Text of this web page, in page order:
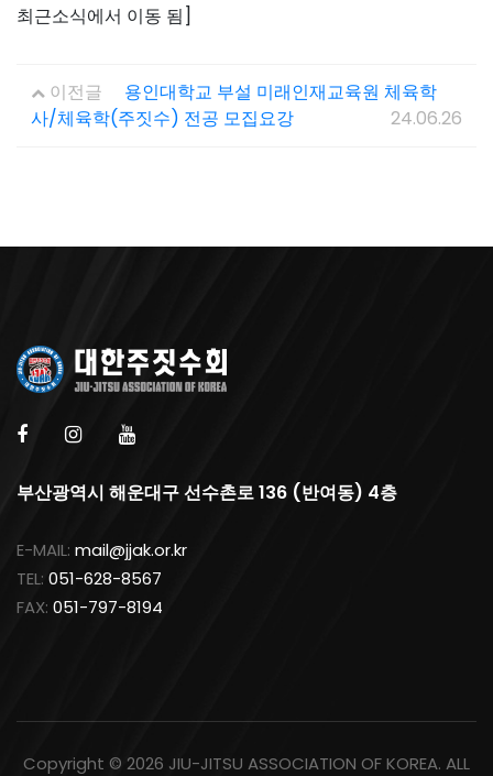
최근소식에서 이동 됨]
이전글
용인대학교 부설 미래인재교육원 체육학
사/체육학(주짓수) 전공 모집요강
24.06.26
부산광역시 해운대구 선수촌로 136 (반여동) 4층
E-MAIL: mail@jjak.or.kr
TEL: 051-628-8567
FAX: 051-797-8194
Copyright © 2026 JIU-JITSU ASSOCIATION OF KOREA. ALL